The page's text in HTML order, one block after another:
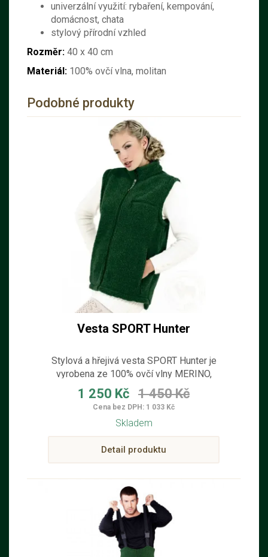
univerzální využití: rybaření, kempování,
domácnost, chata
stylový přírodní vzhled
Rozměr: 40 x 40 cm
Materiál: 100% ovčí vlna, molitan
Podobné produkty
Vesta SPORT Hunter
Stylová a hřejivá vesta SPORT Hunter je
vyrobena ze 100% ovčí vlny MERINO,
která poskytuje maximální tepelný
komfort, prodyšnost a pohodlí při
každodenním nošení.
1 250 Kč 1 450 Kč
Cena bez DPH: 1 033 Kč
Skladem
Detail produktu